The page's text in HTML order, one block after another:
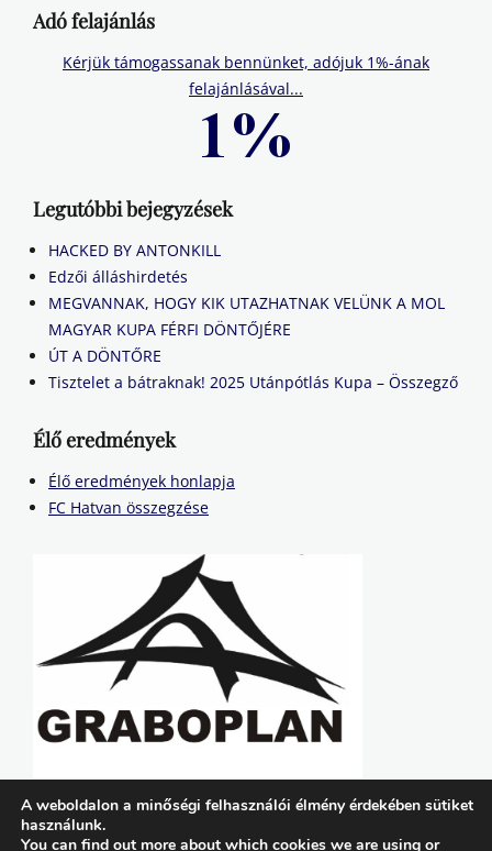
Adó felajánlás
Kérjük támogassanak bennünket, adójuk 1%-ának
felajánlásával...
Legutóbbi bejegyzések
HACKED BY ANTONKILL
Edzői álláshirdetés
MEGVANNAK, HOGY KIK UTAZHATNAK VELÜNK A MOL
MAGYAR KUPA FÉRFI DÖNTŐJÉRE
ÚT A DÖNTŐRE
Tisztelet a bátraknak! 2025 Utánpótlás Kupa – Összegző
Élő eredmények
Élő eredmények honlapja
FC Hatvan összegzése
A weboldalon a minőségi felhasználói élmény érdekében sütiket
használunk.
You can find out more about which cookies we are using or